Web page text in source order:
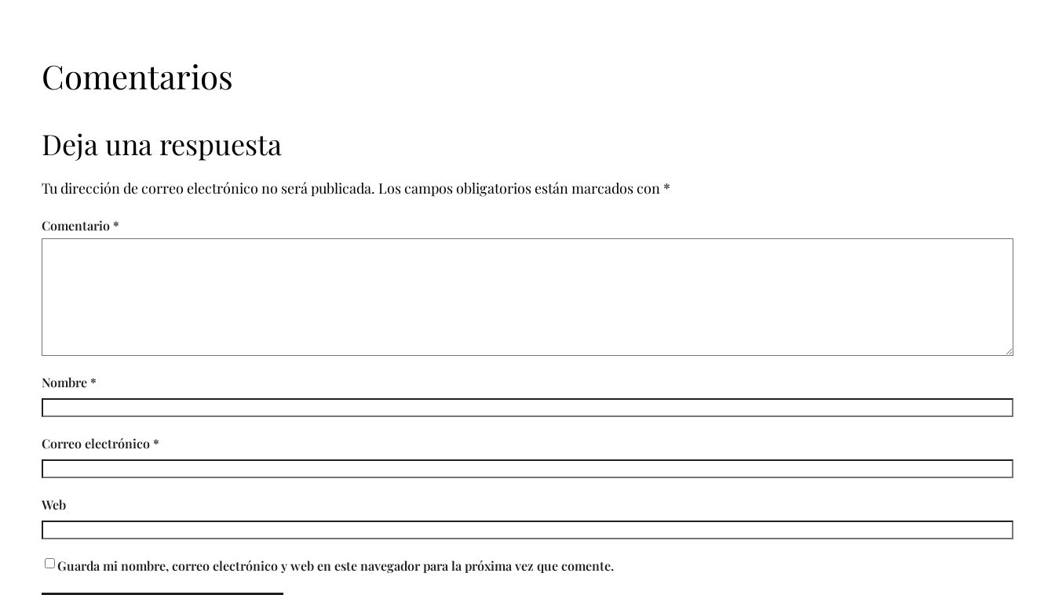
Comentarios
Deja una respuesta
Tu dirección de correo electrónico no será publicada. Los campos obligatorios están marcados con *
Comentario *
Nombre *
Correo electrónico *
Web
Guarda mi nombre, correo electrónico y web en este navegador para la próxima vez que comente.